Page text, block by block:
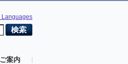
Languages
案内